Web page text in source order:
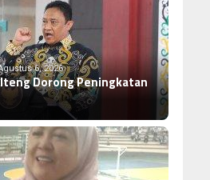
6, 2026
Dorong Peningkatan